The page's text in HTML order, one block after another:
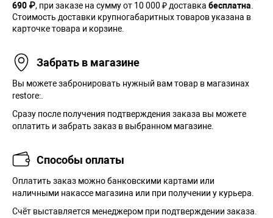
690 ₽, при заказе на сумму от 10 000 ₽ доставка бесплатна
Стоимость доставки крупногабаритных товаров указана в
карточке товара и корзине.
Забрать в магазине
Вы можете забронировать нужный вам товар в магазинах
restore:.
Сразу после получения подтверждения заказа вы можете
оплатить и забрать заказ в выбранном магазине.
Способы оплаты
Оплатить заказ можно банковскими картами или
наличными накассе магазина или при получении у курьера.
Cчёт выставляется менеджером при подтверждении заказа.